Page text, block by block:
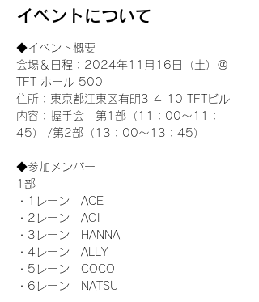
イベントについて
◆イベント概要
会場＆日程：2024年11月16日（土）＠
TFT ホール 500
住所：東京都江東区有明3-4-10 TFTビル
内容：握手会　第1部（11：00～11：
45） /第2部（13：00～13：45）
◆参加メンバー
1部
・1レーン　ACE
・2レーン　AOI
・3レーン　HANNA
・4レーン　ALLY
・5レーン　COCO
・6レーン　NATSU